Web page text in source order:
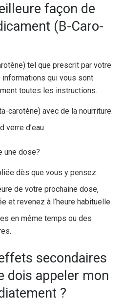
façon de
(B-Caro-
tel que prescrit par votre
qui vous sont
toutes les instructions.
carotène) avec de la nourriture.
verre d’eau.
une dose?
dès que vous y pensez.
de votre prochaine dose,
et revenez à l’heure habituelle.
en même temps ou des
secondaires
dois appeler mon
?